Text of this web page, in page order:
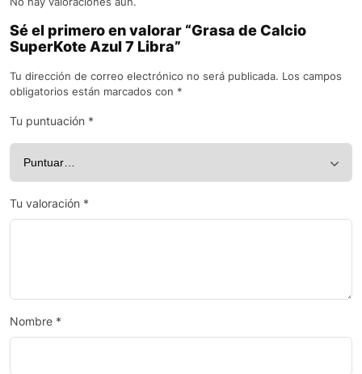
Sé el primero en valorar “Grasa de Calcio
SuperKote Azul 7 Libra”
Tu dirección de correo electrónico no será publicada. Los campos
obligatorios están marcados con *
Tu puntuación *
Tu valoración *
Nombre *